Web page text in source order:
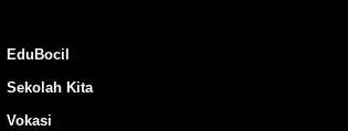
EduBocil
Sekolah Kita
Vokasi